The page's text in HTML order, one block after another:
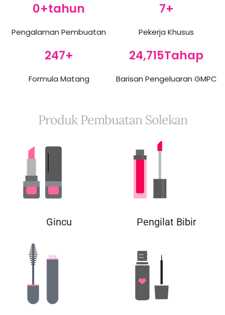
Pengalaman Pembuatan
7+tahun
Pekerja Khusus
157+
Formula Matang
5,243+
Barisan Pengeluaran GMPC
524,337Tahap
Produk Pembuatan Solekan
Gincu Pengilat Bibir